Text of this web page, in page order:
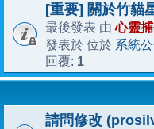
[重要] 關於竹貓
最後發表 由心靈
發表於 位於 系統
回覆: 1
請問修改